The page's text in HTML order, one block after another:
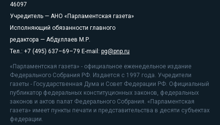
46097
Учредитель — АНО «Парламентская газета»
Исполняющий обязанности главного
редактора — Абдуллаев М.Р.
Тел.: +7 (495) 637–69–79 E-mail: pg@pnp.ru
«Парламентская газета» - официальное еженедельное издание
Федерального Собрания РФ. Издается с 1997 года. Учредители
газеты - Государственная Дума и Совет Федерации РФ. Официальный
публикатор федеральных конституционных законов, федеральных
законов и актов палат Федерального Собрания. «Парламентская
газета» имеет пункты печати и представительства в десяти субъектах
федерации.